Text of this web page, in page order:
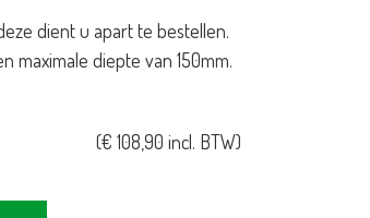
dient u apart te bestellen.
maximale diepte van 150mm.
(€ 108,90 incl. BTW)